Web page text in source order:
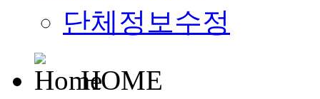
단체정보수정
HOME